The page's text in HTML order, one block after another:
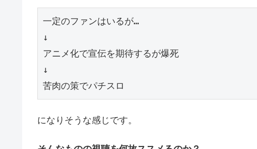
一定のファンはいるが…
↓
アニメ化で宣伝を期待するが爆死
↓
苦肉の策でパチスロ
になりそうな感じです。